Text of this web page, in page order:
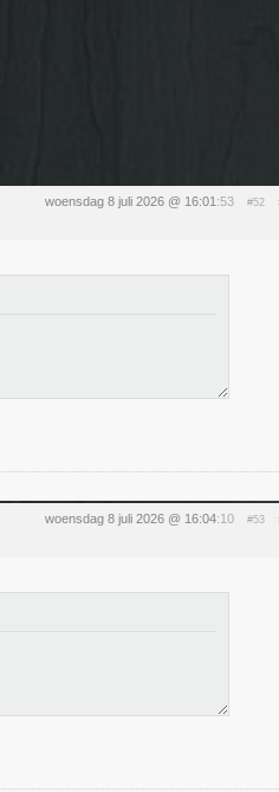
woensdag 8 juli 2026 @ 16:01 :53 #52
woensdag 8 juli 2026 @ 16:04:10 #53